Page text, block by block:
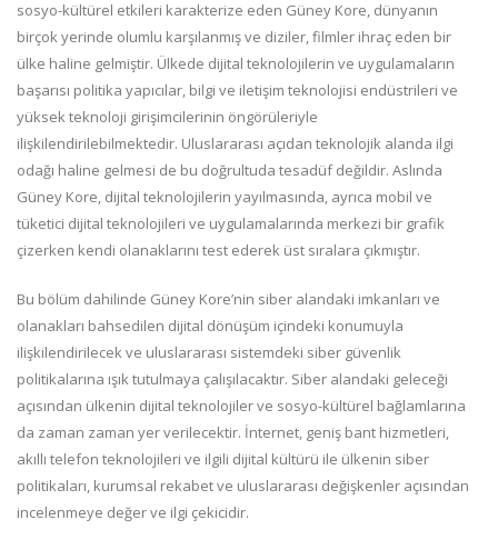
sosyo-kültürel etkileri karakterize eden Güney Kore, dünyanın
birçok yerinde olumlu karşılanmış ve diziler, filmler ihraç eden bir
ülke haline gelmiştir. Ülkede dijital teknolojilerin ve uygulamaların
başarısı politika yapıcılar, bilgi ve iletişim teknolojisi endüstrileri ve
yüksek teknoloji girişimcilerinin öngörüleriyle
ilişkilendirilebilmektedir. Uluslararası açıdan teknolojik alanda ilgi
odağı haline gelmesi de bu doğrultuda tesadüf değildir. Aslında
Güney Kore, dijital teknolojilerin yayılmasında, ayrıca mobil ve
tüketici dijital teknolojileri ve uygulamalarında merkezi bir grafik
çizerken kendi olanaklarını test ederek üst sıralara çıkmıştır.
Bu bölüm dahilinde Güney Kore’nin siber alandaki imkanları ve
olanakları bahsedilen dijital dönüşüm içindeki konumuyla
ilişkilendirilecek ve uluslararası sistemdeki siber güvenlik
politikalarına ışık tutulmaya çalışılacaktır. Siber alandaki geleceği
açısından ülkenin dijital teknolojiler ve sosyo-kültürel bağlamlarına
da zaman zaman yer verilecektir. İnternet, geniş bant hizmetleri,
akıllı telefon teknolojileri ve ilgili dijital kültürü ile ülkenin siber
politikaları, kurumsal rekabet ve uluslararası değişkenler açısından
incelenmeye değer ve ilgi çekicidir.